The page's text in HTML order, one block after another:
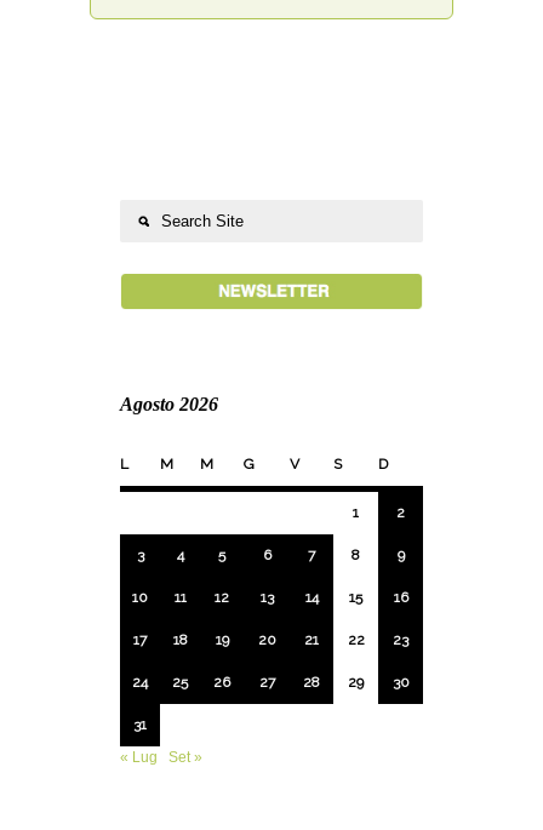
Agosto 2026
L M M G V S D
1 2
3 4 5 6 7 8 9
10 11 12 13 14 15 16
17 18 19 20 21 22 23
24 25 26 27 28 29 30
31
« Lug
Set »